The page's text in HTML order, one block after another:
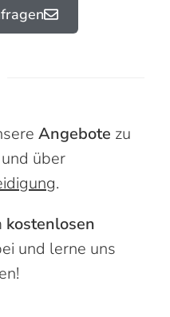
Angebote zu
und über
.
kostenlosen
und lerne uns